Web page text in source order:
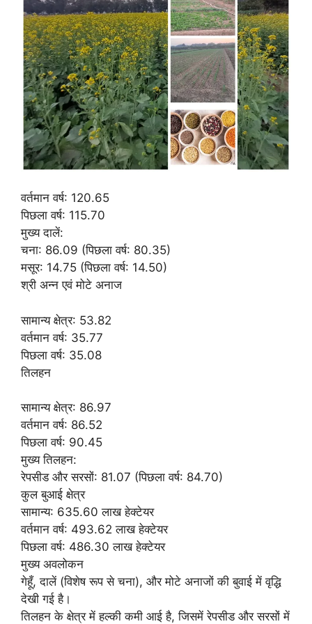
वर्तमान वर्ष: 120.65
पिछला वर्ष: 115.70
मुख्य दालें:
चना: 86.09 (पिछला वर्ष: 80.35)
मसूर: 14.75 (पिछला वर्ष: 14.50)
श्री अन्न एवं मोटे अनाज
सामान्य क्षेत्र: 53.82
वर्तमान वर्ष: 35.77
पिछला वर्ष: 35.08
तिलहन
सामान्य क्षेत्र: 86.97
वर्तमान वर्ष: 86.52
पिछला वर्ष: 90.45
मुख्य तिलहन:
रेपसीड और सरसों: 81.07 (पिछला वर्ष: 84.70)
कुल बुआई क्षेत्र
सामान्य: 635.60 लाख हेक्टेयर
वर्तमान वर्ष: 493.62 लाख हेक्टेयर
पिछला वर्ष: 486.30 लाख हेक्टेयर
मुख्य अवलोकन
गेहूँ, दालें (विशेष रूप से चना), और मोटे अनाजों की बुवाई में वृद्धि
देखी गई है।
तिलहन के क्षेत्र में हल्की कमी आई है, जिसमें रेपसीड और सरसों में